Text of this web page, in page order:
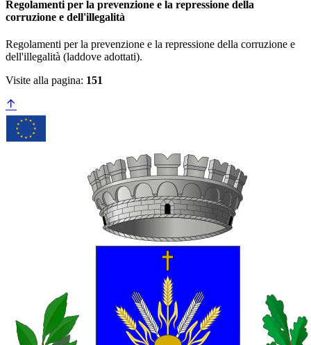
Regolamenti per la prevenzione e la repressione della
corruzione e dell'illegalità
Regolamenti per la prevenzione e la repressione della corruzione e
dell'illegalità (laddove adottati).
Visite alla pagina: 151